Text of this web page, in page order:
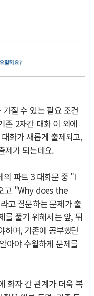
질 수 있는 필요 조건
존 2자간 대화 이 외에
화가 새롭게 출제되고,
제가 되는데요.
의 파트 3 대화문 중 "I
고 "Why does the
질문하는 문제가 출
를 풀기 위해서는 앞, 뒤
하며, 기존에 공부했던
아야 수월하게 문제를
화자 간 관계가 더욱 복